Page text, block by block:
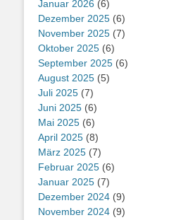
Januar 2026 (6)
Dezember 2025 (6)
November 2025 (7)
Oktober 2025 (6)
September 2025 (6)
August 2025 (5)
Juli 2025 (7)
Juni 2025 (6)
Mai 2025 (6)
April 2025 (8)
März 2025 (7)
Februar 2025 (6)
Januar 2025 (7)
Dezember 2024 (9)
November 2024 (9)